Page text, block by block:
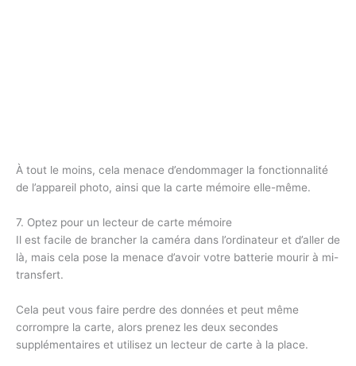
À tout le moins, cela menace d’endommager la fonctionnalité
de l’appareil photo, ainsi que la carte mémoire elle-même.
7. Optez pour un lecteur de carte mémoire
Il est facile de brancher la caméra dans l’ordinateur et d’aller de
là, mais cela pose la menace d’avoir votre batterie mourir à mi-
transfert.
Cela peut vous faire perdre des données et peut même
corrompre la carte, alors prenez les deux secondes
supplémentaires et utilisez un lecteur de carte à la place.